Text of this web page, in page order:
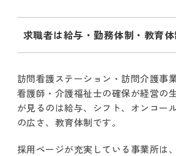
求職者は給与・勤務体制・教育
訪問看護ステーション・訪問介護事
看護師・介護福祉士の確保が経営の
が見るのは給与、シフト、オンコー
の広さ、教育体制です。
採用ページが充実している事業所は